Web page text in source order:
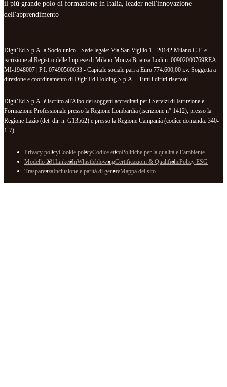
il più grande polo di formazione in Italia, leader nell'innovazione
dell'apprendimento
Digit’Ed S.p.A. a Socio unico - Sede legale: Via San Vigilio 1 - 20142 Milano C.F. e
iscrizione al Registro delle Imprese di Milano Monza Brianza Lodi n. 00902000769REA
MI-1948007 | P.I. 07490560633 - Capitale sociale pari a Euro 774.600,00 i.v. Soggetta a
direzione e coordinamento di Digit’Ed Holding S.p.A. - Tutti i diritti riservati.
Digit’Ed S.p.A. è iscritto all'Albo dei soggetti accreditati per i Servizi di Istruzione e
Formazione Professionale presso la Regione Lombardia (iscrizione n° 1412), presso la
Regione Lazio (det. dir. n. G13562) e presso la Regione Campania (codice domanda: 340-
1-7).
Privacy policyCookie policyCodice eticoPolitiche per la qualità e l’ambiente
Modello 231LinkedInWhistleblowingCertificazioni & QualifichePolicy ESG
TrasparenzaInclusione e parità di genereMappa del sito